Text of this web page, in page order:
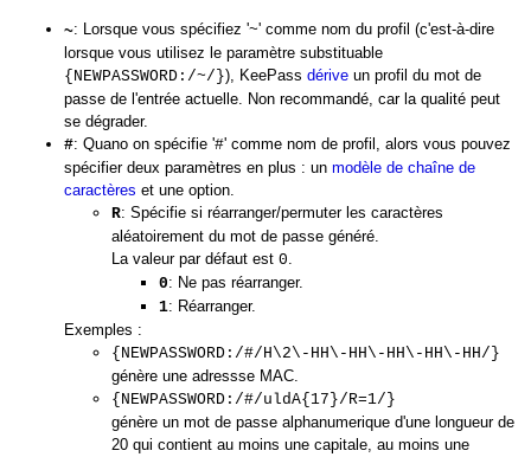
~: Lorsque vous spécifiez '~' comme nom du profil (c'est-à-dire
lorsque vous utilisez le paramètre substituable
{NEWPASSWORD:/~/}), KeePass dérive un profil du mot de
passe de l'entrée actuelle. Non recommandé, car la qualité peut
se dégrader.
#: Quano on spécifie '#' comme nom de profil, alors vous pouvez
spécifier deux paramètres en plus : un modèle de chaîne de
caractères et une option.
R: Spécifie si réarranger/permuter les caractères
aléatoirement du mot de passe généré.
La valeur par défaut est 0.
0: Ne pas réarranger.
1: Réarranger.
Exemples :
{NEWPASSWORD:/#/H\2\-HH\-HH\-HH\-HH\-HH/}
génère une adressse MAC.
{NEWPASSWORD:/#/uldA{17}/R=1/}
génère un mot de passe alphanumerique d'une longueur de
20 qui contient au moins une capitale, au moins une